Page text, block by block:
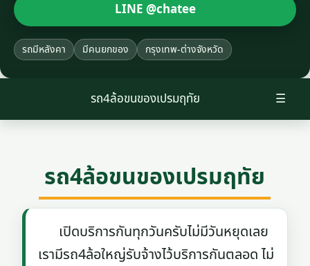
LINE @chatee
รถมีหลังคา มีคนยกของ กรุงเทพ-ต่างจังหวัด
☰
รถ4ล้อขนของเปรมฤทัย
รถ4ล้อขนของเปรมฤทัย
เปิดบริการกันทุกวันครับไม่มีวันหยุดเลย
เรามีรถ4ล้อใหญ่รับจ้างไว้บริการกันตลอด ไม่